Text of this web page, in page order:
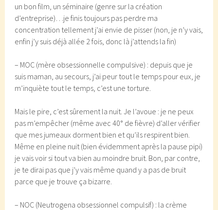
un bon film, un séminaire (genre sur la création
d’entreprise)…je finis toujours pas perdre ma
concentration tellement j’ai envie de pisser (non, je n’y vais,
enfin j’y suis déjà allée 2 fois, donc là j’attends la fin)
– MOC (mère obsessionnelle compulsive) : depuis que je
suis maman, au secours, j’ai peur tout le temps pour eux, je
m’inquiète tout le temps, c’est une torture.
Mais le pire, c’est sûrement la nuit. Je l’avoue : je ne peux
pas m’empêcher (même avec 40° de fièvre) d’aller vérifier
que mes jumeaux dorment bien et qu’ils respirent bien.
Même en pleine nuit (bien évidemment après la pause pipi)
je vais voir si tout va bien au moindre bruit. Bon, par contre,
je te dirai pas que j’y vais même quand y a pas de bruit
parce que je trouve ça bizarre.
– NOC (Neutrogena obsessionnel compulsif) : la crème